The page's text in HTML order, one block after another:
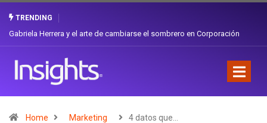
TRENDING
Gabriela Herrera y el arte de cambiarse el sombrero en Corporación
Home Marketing 4 datos que…